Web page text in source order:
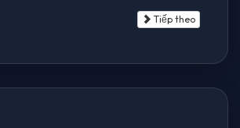
Tiếp theo